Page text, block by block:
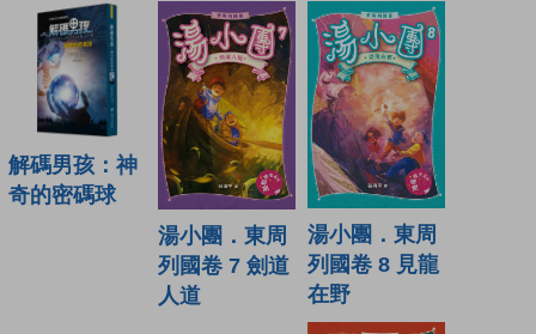
解碼男孩：神
奇的密碼球
湯小團．東周
列國卷 7 劍道
人道
湯小團．東周
列國卷 8 見龍
在野